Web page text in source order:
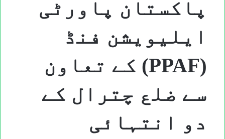
پاکستان پاورٹی
ایلیویشن فنڈ
(PPAF) کے تعاون
سے ضلع چترال کے
دو انتہائی